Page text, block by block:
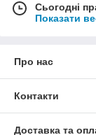
Сьогодні
Показати
Про нас
Контакти
Доставка та